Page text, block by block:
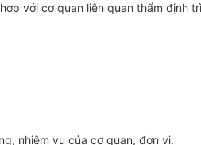
với cơ quan liên quan thẩm định tr
nhiệm vụ của cơ quan, đơn vị.